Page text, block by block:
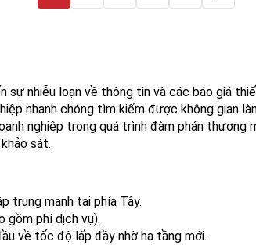
nhiễu loạn về thông tin và các báo giá
nhanh chóng tìm kiếm được không gian
nghiệp trong quá trình đàm phán thương
sát.
trung mạnh tại phía Tây.
gồm phí dịch vụ).
về tốc độ lấp đầy nhờ hạ tầng mới.